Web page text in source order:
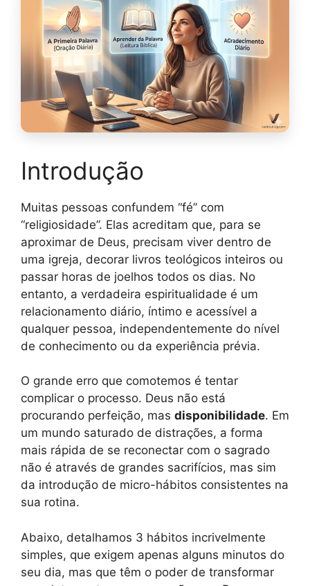
Introdução
Muitas pessoas confundem “fé” com
“religiosidade”. Elas acreditam que, para se
aproximar de Deus, precisam viver dentro de
uma igreja, decorar livros teológicos inteiros ou
passar horas de joelhos todos os dias. No
entanto, a verdadeira espiritualidade é um
relacionamento diário, íntimo e acessível a
qualquer pessoa, independentemente do nível
de conhecimento ou da experiência prévia.
O grande erro que comotemos é tentar
complicar o processo. Deus não está
procurando perfeição, mas disponibilidade. Em
um mundo saturado de distrações, a forma
mais rápida de se reconectar com o sagrado
não é através de grandes sacrifícios, mas sim
da introdução de micro-hábitos consistentes na
sua rotina.
Abaixo, detalhamos 3 hábitos incrivelmente
simples, que exigem apenas alguns minutos do
seu dia, mas que têm o poder de transformar